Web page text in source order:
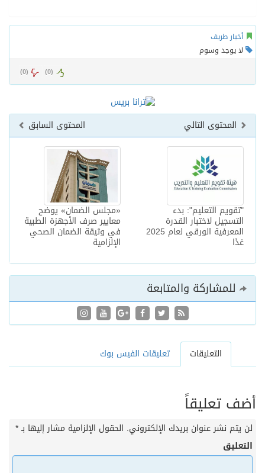
أخبار طريف
لا يوجد وسوم
(
0
) (
0
)
المحتوى السابق المحتوى التالي
«مجلس الضمان» يوضح
معايير صرف الأجهزة الطبية
في وثيقة الضمان الصحي
الإلزامية
"تقويم التعليم": بدء
التسجيل لاختبار القدرة
المعرفية الورقي لعام 2025
غدًا
للمشاركة والمتابعة
التعليقات تعليقات الفيس بوك
أضف تعليقاً
لن يتم نشر عنوان بريدك الإلكتروني. الحقول الإلزامية مشار إليها بـ*
التعليق